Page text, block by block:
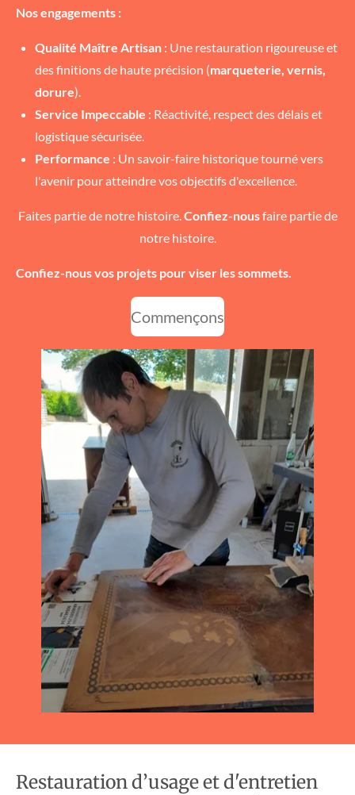
Nos engagements :
Qualité Maître Artisan : Une restauration rigoureuse et
des finitions de haute précision (marqueterie, vernis,
dorure).
Service Impeccable : Réactivité, respect des délais et
logistique sécurisée.
Performance : Un savoir-faire historique tourné vers
l'avenir pour atteindre vos objectifs d'excellence.
​Faites partie de notre histoire. Confiez-nousfaire partie de
notre histoire.
Confiez-nous vos projets pour viser les sommets.
Commençons
Restauration d’usage et d'entretien